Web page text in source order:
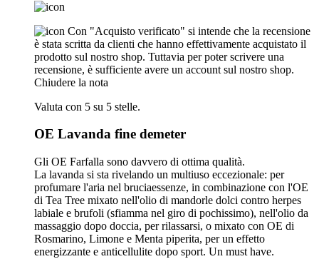
Con "Acquisto verificato" si intende che la recensione
è stata scritta da clienti che hanno effettivamente acquistato il
prodotto sul nostro shop. Tuttavia per poter scrivere una
recensione, è sufficiente avere un account sul nostro shop.
Chiudere la nota
Valuta con 5 su 5 stelle.
OE Lavanda fine demeter
Gli OE Farfalla sono davvero di ottima qualità.
La lavanda si sta rivelando un multiuso eccezionale: per
profumare l'aria nel bruciaessenze, in combinazione con l'OE
di Tea Tree mixato nell'olio di mandorle dolci contro herpes
labiale e brufoli (sfiamma nel giro di pochissimo), nell'olio da
massaggio dopo doccia, per rilassarsi, o mixato con OE di
Rosmarino, Limone e Menta piperita, per un effetto
energizzante e anticellulite dopo sport. Un must have.